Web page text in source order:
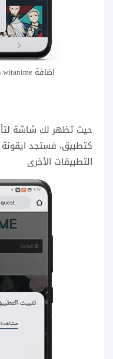
كتطبيق، فستجد
التطبيقات الأخرى